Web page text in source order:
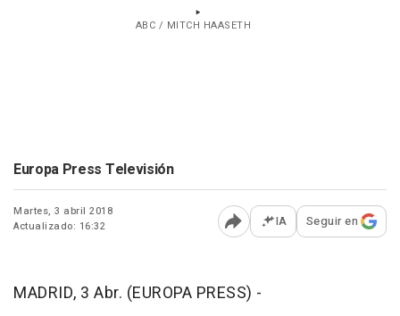
ABC / MITCH HAASETH
Europa Press Televisión
Martes, 3 abril 2018
Actualizado: 16:32
Abrir opciones para
IA Seguir en
MADRID, 3 Abr. (EUROPA PRESS) -